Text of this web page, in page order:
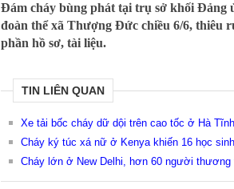
Đám cháy bùng phát tại trụ sở khối Đảng
đoàn thể xã Thượng Đức chiều 6/6, thiêu
phần hồ sơ, tài liệu.
TIN LIÊN QUAN
Xe tải bốc cháy dữ dội trên cao tốc ở Hà Tĩnh
Cháy ký túc xá nữ ở Kenya khiến 16 học
Cháy lớn ở New Delhi, hơn 60 người thương